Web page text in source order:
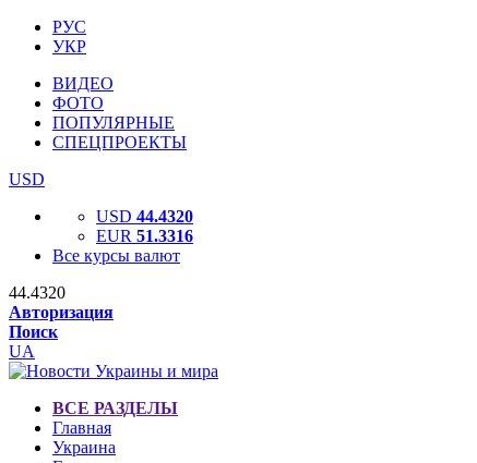
РУС
УКР
ВИДЕО
ФОТО
ПОПУЛЯРНЫЕ
СПЕЦПРОЕКТЫ
USD
USD 44.4320
EUR 51.3316
Все курсы валют
44.4320
Авторизация
Поиск
UA
ВСЕ РАЗДЕЛЫ
Главная
Украина